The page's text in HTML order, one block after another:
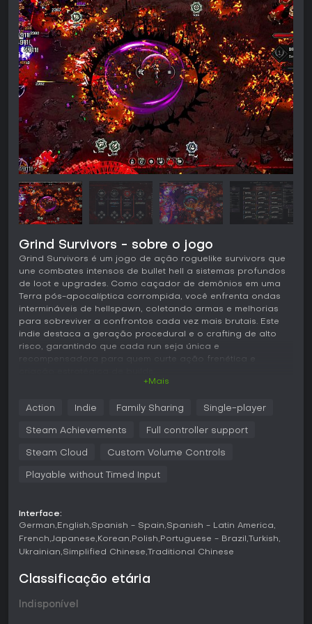
Grind Survivors - sobre o jogo
Grind Survivors é um jogo de ação roguelike survivors que
une combates intensos de bullet hell a sistemas profundos
de loot e upgrades. Como caçador de demônios em uma
Terra pós-apocalíptica corrompida, você enfrenta ondas
intermináveis de hellspawn, coletando armas e melhorias
para sobreviver a confrontos cada vez mais brutais. Este
indie destaca a geração procedural e o crafting de alto
risco, garantindo que cada run seja única e
recompensadora para quem curte ação frenética e
Em Grind Survivors, o loop principal gira em torno de
sobreviver a ondas de inimigos demoníacos em cenários
demônios, desviando de ataques explosivos enquanto
proceduralmente. Os drops de loot dos inimigos abatidos
superior causam mais impacto, e você pode juntar recursos
para turbinar seu arsenal.
As upgrades são essenciais, permitindo empilhar sinergias
entra em The Forge para fundir armas e criar monstros
personalizados ou rerolar stats em decisões de risco e
recompensa. Os combates se desenrolam por biomas
+Mais
Action Indie Family Sharing Single-player
Steam Achievements Full controller support
Steam Cloud Custom Volume Controls
Playable without Timed Input
Interface:
German English Spanish - Spain Spanish - Latin America
French Japanese Korean Polish Portuguese - Brazil
Turkish
Ukrainian Simplified Chinese Traditional Chinese
Classificação etária
Indisponível